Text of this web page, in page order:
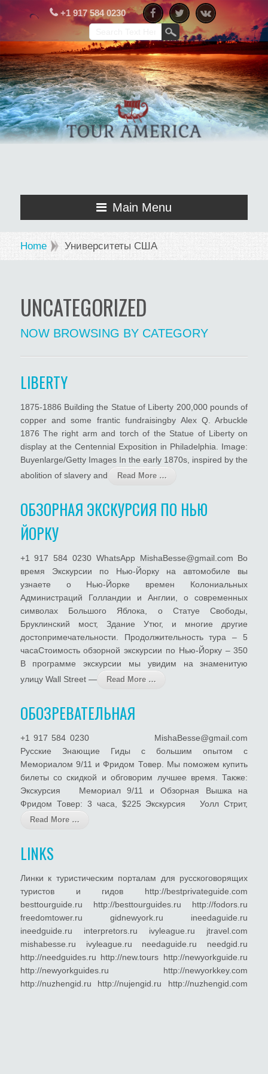
+1 917 584 0230
Main Menu
Home Университеты США
UNCATEGORIZED
NOW BROWSING BY CATEGORY
LIBERTY
1875-1886 Building the Statue of Liberty 200,000 pounds of
copper and some frantic fundraisingby Alex Q. Arbuckle
1876 The right arm and torch of the Statue of Liberty on
display at the Centennial Exposition in Philadelphia. Image:
Buyenlarge/Getty Images In the early 1870s, inspired by the
abolition of slavery and
Read More …
ОБЗОРНАЯ ЭКСКУРСИЯ ПО НЬЮ
ЙОРКУ
+1 917 584 0230 WhatsApp MishaBesse@gmail.com Во
время Экскурсии по Нью-Йорку на автомобиле вы
узнаете о Нью-Йорке времен Колониальных
Администраций Голландии и Англии, о современных
символах Большого Яблока, о Статуе Свободы,
Бруклинский мост, Здание Утюг, и многие другие
достопримечательности. Продолжительность тура – 5
часаСтоимость обзорной экскурсии по Нью-Йорку – 350
В программе экскурсии мы увидим на знаменитую
улицу Wall Street —
Read More …
ОБОЗРЕВАТЕЛЬНАЯ
+1 917 584 0230 MishaBesse@gmail.com
Русские Знающие Гиды с большим опытом с
Мемориалом 9/11 и Фридом Товер. Мы поможем купить
билеты со скидкой и обговорим лучшее время. Также:
Экскурсия Мемориал 9/11 и Обзорная Вышка на
Фридом Товер: 3 часа, $225 Экскурсия Уолл Стрит,
Read More …
LINKS
Линки к туристическим порталам для русскоговорящих
туристов и гидов http://bestprivateguide.com
besttourguide.ru http://besttourguides.ru http://fodors.ru
freedomtower.ru gidnewyork.ru ineedaguide.ru
ineedguide.ru interpretors.ru ivyleague.ru jtravel.com
mishabesse.ru ivyleague.ru needaguide.ru needgid.ru
http://needguides.ru http://new.tours http://newyorkguide.ru
http://newyorkguides.ru http://newyorkkey.com
http://nuzhengid.ru http://nujengid.ru http://nuzhengid.com